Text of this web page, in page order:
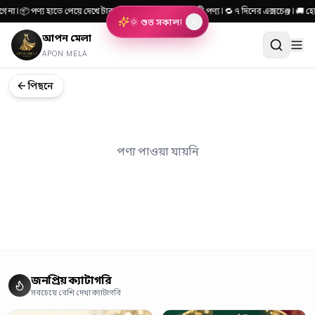
🌞 শুভ সকাল!
না | 📦 পণ্য হাতে পেয়ে দেখে টাকা দিন | 🎯 ১০০% কোয়ালিটি পণ্য | 🔁 ৭ দিনের এক্সচেঞ্জ |
আপন মেলা
APON MELA
পিছনে
পণ্য পাওয়া যায়নি
জনপ্রিয় ক্যাটাগরি
সবচেয়ে বেশি দেখা ক্যাটাগরি